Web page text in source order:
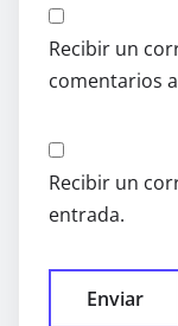
Recibir un
comentarios
Recibir un
entrada.